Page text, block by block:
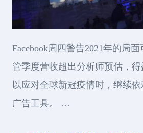
Facebook周四警告2021年的局
管季度营收超出分析师预估，
以应对全球新冠疫情时，继续依
广告工具。 …